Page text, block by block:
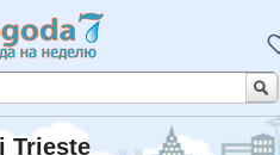
Trieste